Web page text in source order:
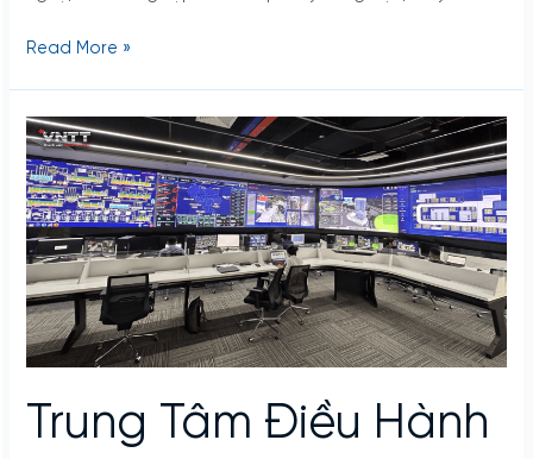
Read More »
Trung Tâm Điều Hành
Trung
Tâm
Điều
Hành
Thông
Minh
(IOC)
–
Bước
Mới
Trong